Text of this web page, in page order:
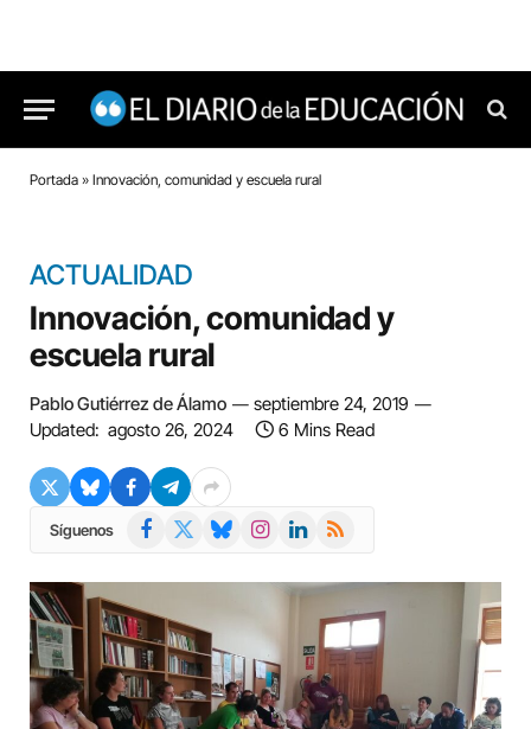
Portada » Innovación, comunidad y escuela rural
ACTUALIDAD
Innovación, comunidad y
escuela rural
Pablo Gutiérrez de Álamo
septiembre 24, 2019
Updated: agosto 26, 2024 6 Mins Read
Síguenos Facebook BlueskyInstagramLinkedIn
RSS